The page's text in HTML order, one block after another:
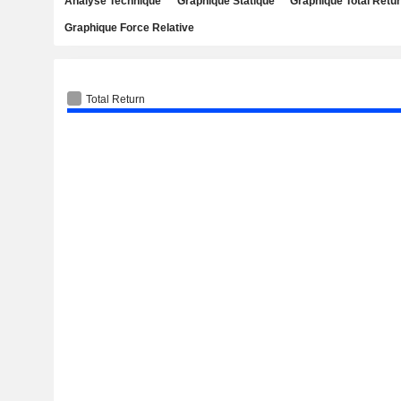
Graphique Force Relative
Total Return